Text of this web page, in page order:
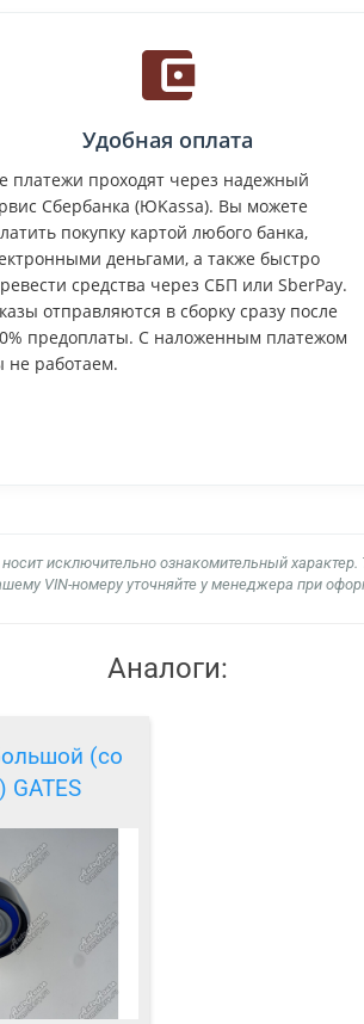
Удобная оплата
платежи проходят через надежный
Сбербанка (ЮKassa). Вы можете
покупку картой любого банка,
деньгами, а также быстро
средства через СБП или SberPay.
отправляются в сборку сразу после
предоплаты. С наложенным платежом
не работаем.
исключительно ознакомительный
VIN-номеру уточняйте у менеджера при
Аналоги:
(со
GATES